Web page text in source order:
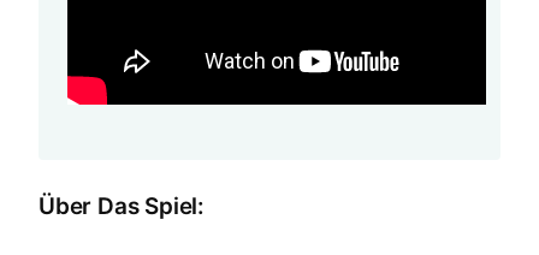
Über Das Spiel: